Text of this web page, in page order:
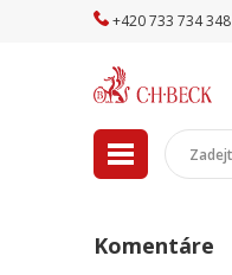
+420733 734348
Komentáre